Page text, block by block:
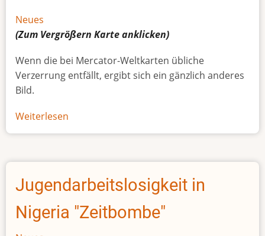
Neues
(Zum Vergrößern Karteanklicken)
Wenn die bei Mercator-Weltkarten übliche
Verzerrung entfällt, ergibt sich ein gänzlich anderes
Bild.
Weiterlesen
Afrikas
Größe
Jugendarbeitslosigkeit in
Nigeria "Zeitbombe"